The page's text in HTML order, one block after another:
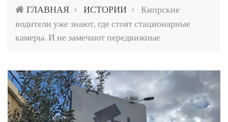
ГЛАВНАЯ › ИСТОРИИ ›
Кипрские
водители уже знают, где стоят стационарные
камеры. И не замечают передвижные